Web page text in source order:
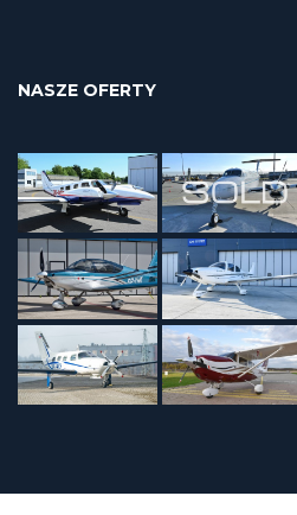
NASZE OFERTY